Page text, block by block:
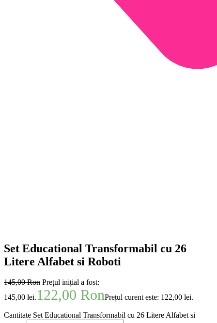
Set Educational Transformabil cu 26
Litere Alfabet si Roboti
145,00Ron Prețul inițial a fost:
145,00 lei.122,00 RonPrețul curent este: 122,00 lei.
Cantitate Set Educational Transformabil cu 26 Litere Alfabet si